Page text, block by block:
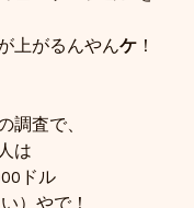
上がるんやんケ ！
調査で、
は
ドル
）やで！